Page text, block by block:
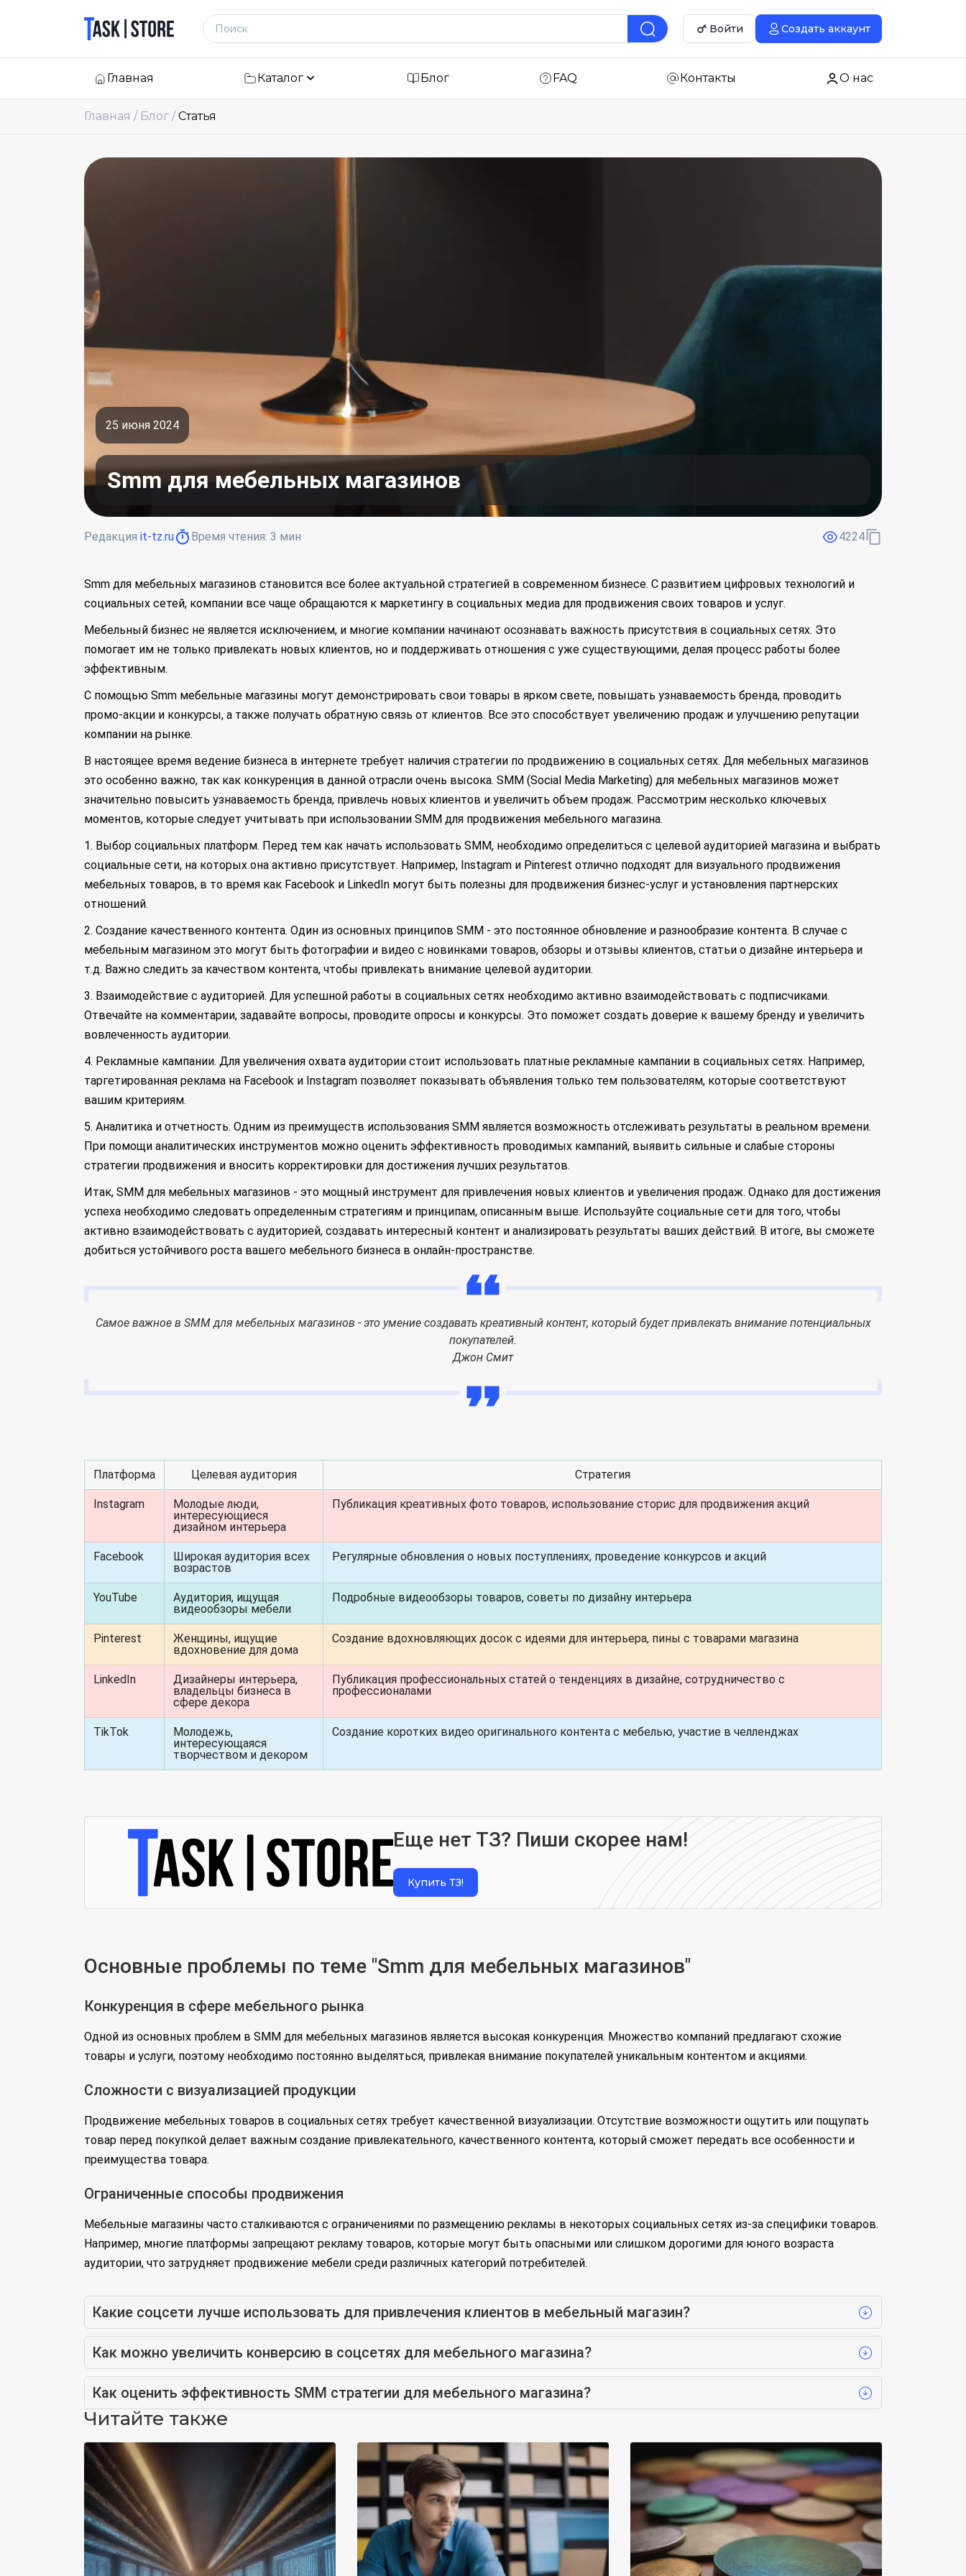
Логотип
Поиск по сайту
Войти Создать аккаунт
Главная Каталог Блог FAQ Контакты О нас
Главная Блог Статья
25 июня 2024
Smm для мебельных магазинов
Редакция it-tz.ru Время чтения: 3 мин 4224
Smm для мебельных магазинов становится все более актуальной стратегией в современном бизнесе. С развитием цифровых технологий и
социальных сетей, компании все чаще обращаются к маркетингу в социальных медиа для продвижения своих товаров и услуг.
Мебельный бизнес не является исключением, и многие компании начинают осознавать важность присутствия в социальных сетях. Это
помогает им не только привлекать новых клиентов, но и поддерживать отношения с уже существующими, делая процесс работы более
эффективным.
С помощью Smm мебельные магазины могут демонстрировать свои товары в ярком свете, повышать узнаваемость бренда, проводить
промо-акции и конкурсы, а также получать обратную связь от клиентов. Все это способствует увеличению продаж и улучшению репутации
компании на рынке.
В настоящее время ведение бизнеса в интернете требует наличия стратегии по продвижению в социальных сетях. Для мебельных магазинов
это особенно важно, так как конкуренция в данной отрасли очень высока. SMM (Social Media Marketing) для мебельных магазинов может
значительно повысить узнаваемость бренда, привлечь новых клиентов и увеличить объем продаж. Рассмотрим несколько ключевых
моментов, которые следует учитывать при использовании SMM для продвижения мебельного магазина.
1. Выбор социальных платформ. Перед тем как начать использовать SMM, необходимо определиться с целевой аудиторией магазина и выбрать
социальные сети, на которых она активно присутствует. Например, Instagram и Pinterest отлично подходят для визуального продвижения
мебельных товаров, в то время как Facebook и LinkedIn могут быть полезны для продвижения бизнес-услуг и установления партнерских
отношений.
2. Создание качественного контента. Один из основных принципов SMM - это постоянное обновление и разнообразие контента. В случае с
мебельным магазином это могут быть фотографии и видео с новинками товаров, обзоры и отзывы клиентов, статьи о дизайне интерьера и
т.д. Важно следить за качеством контента, чтобы привлекать внимание целевой аудитории.
3. Взаимодействие с аудиторией. Для успешной работы в социальных сетях необходимо активно взаимодействовать с подписчиками.
Отвечайте на комментарии, задавайте вопросы, проводите опросы и конкурсы. Это поможет создать доверие к вашему бренду и увеличить
вовлеченность аудитории.
4. Рекламные кампании. Для увеличения охвата аудитории стоит использовать платные рекламные кампании в социальных сетях. Например,
таргетированная реклама на Facebook и Instagram позволяет показывать объявления только тем пользователям, которые соответствуют
вашим критериям.
5. Аналитика и отчетность. Одним из преимуществ использования SMM является возможность отслеживать результаты в реальном времени.
При помощи аналитических инструментов можно оценить эффективность проводимых кампаний, выявить сильные и слабые стороны
стратегии продвижения и вносить корректировки для достижения лучших результатов.
Итак, SMM для мебельных магазинов - это мощный инструмент для привлечения новых клиентов и увеличения продаж. Однако для достижения
успеха необходимо следовать определенным стратегиям и принципам, описанным выше. Используйте социальные сети для того, чтобы
активно взаимодействовать с аудиторией, создавать интересный контент и анализировать результаты ваших действий. В итоге, вы сможете
добиться устойчивого роста вашего мебельного бизнеса в онлайн-пространстве.
Самое важное в SMM для мебельных магазинов - это умение создавать креативный контент, который будет привлекать внимание потенциальных
покупателей.
Джон Смит
Платформа Целевая аудитория Стратегия
Instagram
Молодые люди,
интересующиеся
дизайном интерьера
Публикация креативных фото товаров, использование сторис для продвижения акций
Facebook
Широкая аудитория всех
возрастов
Регулярные обновления о новых поступлениях, проведение конкурсов и акций
YouTube
Аудитория, ищущая
видеообзоры мебели
Подробные видеообзоры товаров, советы по дизайну интерьера
Pinterest
Женщины, ищущие
вдохновение для дома
Создание вдохновляющих досок с идеями для интерьера, пины с товарами магазина
LinkedIn
Дизайнеры интерьера,
владельцы бизнеса в
сфере декора
Публикация профессиональных статей о тенденциях в дизайне, сотрудничество с
профессионалами
TikTok
Молодежь,
интересующаяся
творчеством и декором
Создание коротких видео оригинального контента с мебелью, участие в челленджах
Еще нет ТЗ? Пиши скорее нам!
Купить ТЗ!
Основные проблемы по теме "Smm для мебельных магазинов"
Конкуренция в сфере мебельного рынка
Одной из основных проблем в SMM для мебельных магазинов является высокая конкуренция. Множество компаний предлагают схожие
товары и услуги, поэтому необходимо постоянно выделяться, привлекая внимание покупателей уникальным контентом и акциями.
Сложности с визуализацией продукции
Продвижение мебельных товаров в социальных сетях требует качественной визуализации. Отсутствие возможности ощутить или пощупать
товар перед покупкой делает важным создание привлекательного, качественного контента, который сможет передать все особенности и
преимущества товара.
Ограниченные способы продвижения
Мебельные магазины часто сталкиваются с ограничениями по размещению рекламы в некоторых социальных сетях из-за специфики товаров.
Например, многие платформы запрещают рекламу товаров, которые могут быть опасными или слишком дорогими для юного возраста
аудитории, что затрудняет продвижение мебели среди различных категорий потребителей.
Какие соцсети лучше использовать для привлечения клиентов в мебельный магазин?
Как можно увеличить конверсию в соцсетях для мебельного магазина?
Как оценить эффективность SMM стратегии для мебельного магазина?
Читайте также